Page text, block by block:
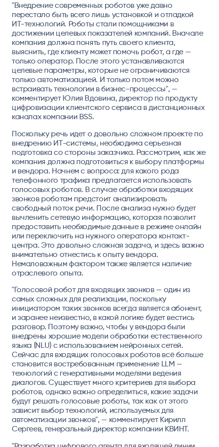
"Внедрение современных роботов уже давно
перестало быть всего лишь установкой и отладкой
ИТ-технологий. Роботы стали помощниками в
достижении целевых показателей компаний. Вначале
компания должна понять путь своего клиента,
выяснить, где клиенту может помочь робот, а где —
только оператор. После этого устанавливаются
целевые параметры, которые не ограничиваются
только автоматизацией. И только потом можно
встраивать технологии в бизнес-процессы", —
комментирует Юлия Вдовина, директор по продукту
цифровизации клиентского сервиса в дистанционных
каналах компании BSS.
Поскольку речь идет о довольно сложном проекте по
внедрению ИТ-системы, необходима серьезная
подготовка со стороны заказчика. Рассмотрим, как же
компания должна подготовиться к выбору платформы
и вендора. Начнем с вопроса: для какого рода
телефонного трафика предлагается использовать
голосовых роботов. В случае обработки входящих
звонков роботам предстоит анализировать
свободный поток речи. После анализа нужно будет
вычленить сетевую информацию, которая позволит
предоставить необходимые данные в режиме онлайн
или переключить на нужного оператора контакт-
центра. Это довольно сложная задача, и здесь важно
внимательно отнестись к опыту вендора.
Немаловажным фактором также является наличие
отраслевого опыта.
"Голосовой робот для входящих звонков — один из
самых сложных для реализации, поскольку
инициатором таких звонков всегда является абонент,
и заранее неизвестно, в какой логике будет вестись
разговор. Поэтому важно, чтобы у вендора были
внедрены хорошие модели обработки естественного
языка (NLU) с использованием нейронных сетей.
Сейчас для входящих голосовых роботов всё больше
становится востребованным применение LLM —
технологий c генеративными моделями ведения
диалогов. Существует много критериев для выбора
роботов, однако важно определиться, какие задачи
будут решать голосовые роботы, так как от этого
зависит выбор технологий, используемых для
автоматизации звонков", — комментирует Кирилл
Сергеев, генеральный директор компании КВИНТ.